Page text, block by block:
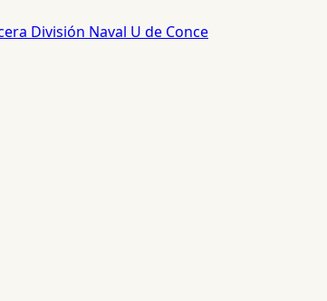
División Naval U de Conce